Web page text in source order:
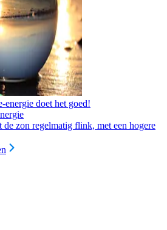
energie doet het goed!
de zon regelmatig flink, met een hogere